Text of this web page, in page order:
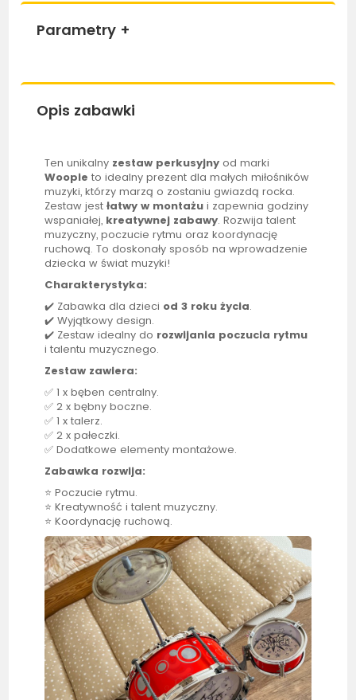
Parametry +
Opis zabawki
Ten unikalny zestaw perkusyjny od marki
Woopie to idealny prezent dla małych miłośników
muzyki, którzy marzą o zostaniu gwiazdą rocka.
Zestaw jest łatwy w montażu i zapewnia godziny
wspaniałej, kreatywnej zabawy. Rozwija talent
muzyczny, poczucie rytmu oraz koordynację
ruchową. To doskonały sposób na wprowadzenie
dziecka w świat muzyki!
Charakterystyka:
✔️ Zabawka dla dzieci od 3 roku życia.
✔️ Wyjątkowy design.
✔️ Zestaw idealny do rozwijania poczucia rytmu
i talentu muzycznego.
Zestaw zawiera:
✅ 1 x bęben centralny.
✅ 2 x bębny boczne.
✅ 1 x talerz.
✅ 2 x pałeczki.
✅ Dodatkowe elementy montażowe.
Zabawka rozwija:
⭐ Poczucie rytmu.
⭐ Kreatywność i talent muzyczny.
⭐ Koordynację ruchową.